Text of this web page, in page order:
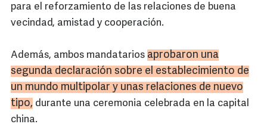
para el reforzamiento de las relaciones de buena
vecindad, amistad y cooperación.
Además, ambos mandatarios aprobaron una
segunda declaración sobre el establecimiento de
un mundo multipolar y unas relaciones de nuevo
tipo, durante una ceremonia celebrada en la capital
china.